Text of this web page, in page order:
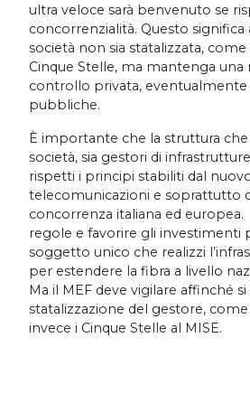
ultra veloce sarà benvenuto se
concorrenzialità. Questo significa
società non sia statalizzata,
Cinque Stelle, ma mantenga una
controllo privata,
pubbliche.
È importante che la struttura che
società, sia gestori di
rispetti i principi stabiliti dal
telecomunicazioni e soprattutto
concorrenza italiana ed
regole e favorire gli investimenti
soggetto unico che realizzi
per estendere la fibra a livello
Ma il MEF deve vigilare affinché
statalizzazione del gestore,
invece i Cinque Stelle al MISE.